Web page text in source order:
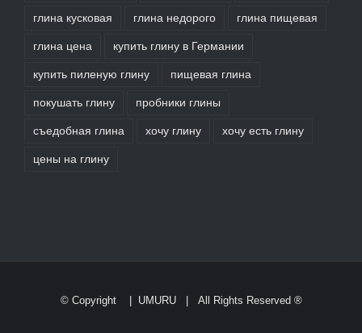
глина кусковая глина недорого глина пищевая
глина цена купить глину в Германии
купить пиленую глину пищевая глина
покушать глину пробники глины
съедобная глина хочу глину хочу есть глину
цены на глину
© Copyright UMURU| All Rights Reserved ®